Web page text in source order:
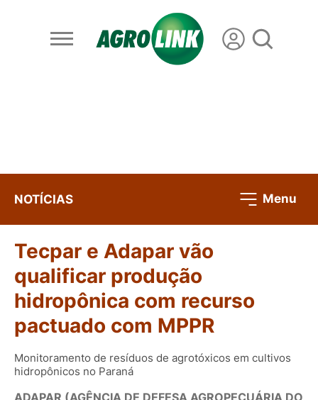
NOTÍCIAS Menu
Tecpar e Adapar vão
qualificar produção
hidropônica com recurso
pactuado com MPPR
Monitoramento de resíduos de agrotóxicos em cultivos
hidropônicos no Paraná